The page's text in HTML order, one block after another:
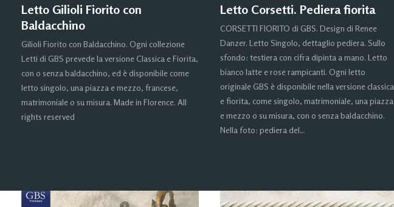
Letto Gilioli Fiorito con
Baldacchino
Gilioli Fiorito con Baldacchino. Ogni collezione
Letti di GBS prevede la versione Classica e Fiorita,
con o senza baldacchino, ed è disponibile come
letto singolo, una piazza e mezzo, francese,
matrimoniale o su misura. Made in Florence. All
rights reserved
Letto Corsetti. Pediera fiorita
CORSETTI FIORITO di GBS. Design di Renee
Danzer. Letto Singolo, dettaglio pediera. Sullo
sfondo: testiera con cifra dipinta a mano. Letto
bianco latte e rose rampicanti. Ogni letto
originale GBS è disponibile nella versione classica
e fiorita, come singolo, matrimoniale, una piazza
e mezzo o su misura, con o senza baldacchino.
Nella foto: pediera del…